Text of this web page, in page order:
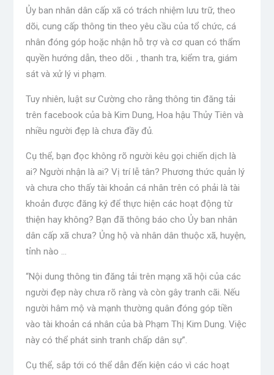
Ủy ban nhân dân cấp xã có trách nhiệm lưu trữ, theo
dõi, cung cấp thông tin theo yêu cầu của tổ chức, cá
nhân đóng góp hoặc nhận hỗ trợ và cơ quan có thẩm
quyền hướng dẫn, theo dõi. , thanh tra, kiểm tra, giám
sát và xử lý vi phạm.
Tuy nhiên, luật sư Cường cho rằng thông tin đăng tải
trên facebook của bà Kim Dung, Hoa hậu Thủy Tiên và
nhiều người đẹp là chưa đầy đủ.
Cụ thể, bạn đọc không rõ người kêu gọi chiến dịch là
ai? Người nhận là ai? Vị trí lễ tân? Phương thức quản lý
và chưa cho thấy tài khoản cá nhân trên có phải là tài
khoản được đăng ký để thực hiện các hoạt động từ
thiện hay không? Bạn đã thông báo cho Ủy ban nhân
dân cấp xã chưa? Ủng hộ và nhân dân thuộc xã, huyện,
tỉnh nào …
“Nội dung thông tin đăng tải trên mạng xã hội của các
người đẹp này chưa rõ ràng và còn gây tranh cãi. Nếu
người hâm mộ và mạnh thường quân đóng góp tiền
vào tài khoản cá nhân của bà Phạm Thị Kim Dung. Việc
này có thể phát sinh tranh chấp dân sự”.
Cụ thể, sắp tới có thể dẫn đến kiện cáo vì các hoạt